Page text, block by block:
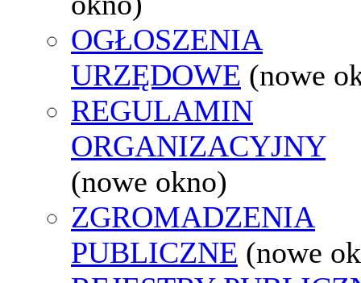
OGŁOSZENIA
URZĘDOWE (nowe
REGULAMIN
ORGANIZACYJNY
(nowe okno)
ZGROMADZENIA
PUBLICZNE (nowe